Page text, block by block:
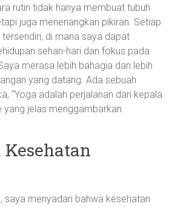
rutin tidak hanya membuat tubuh
juga menenangkan pikiran. Setiap
di mana saya dapat
sehari-hari dan fokus pada
merasa lebih bahagia dan lebih
yang datang. Ada sebuah
“Yoga adalah perjalanan dari kepala
yang jelas menggambarkan
saya menyadari bahwa kesehatan